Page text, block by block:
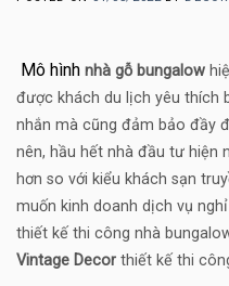
Mô hình nhà gỗ bungalow
được khách du lịch yêu thích
nhắn mà cũng đảm bảo đầy
nên, hầu hết nhà đầu tư hiện
hơn so với kiểu khách sạn
muốn kinh doanh dịch vụ
thiết kế thi công nhà
Vintage Decor thiết kế thi